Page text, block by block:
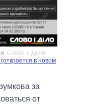
Слово и дело
в новом
за
от